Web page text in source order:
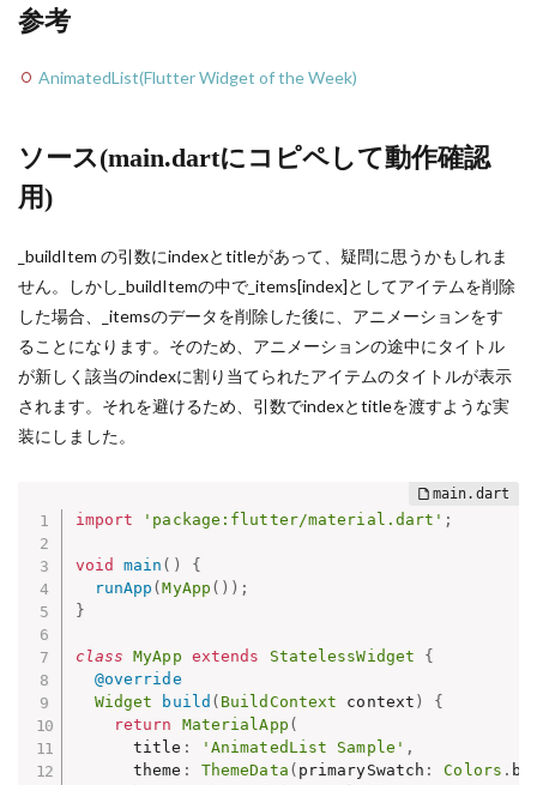
参考
AnimatedList(Flutter Widget of the Week)
ソース(main.dartにコピペして動作確認
用)
_buildItem の引数にindexとtitleがあって、疑問に思うかもしれま
せん。しかし_buildItemの中で_items[index]としてアイテムを削除
した場合、_itemsのデータを削除した後に、アニメーションをす
ることになります。そのため、アニメーションの途中にタイトル
が新しく該当のindexに割り当てられたアイテムのタイトルが表示
されます。それを避けるため、引数でindexとtitleを渡すような実
装にしました。
import 'package:flutter/material.dart' ;
void main ( )
{
runApp (MyApp ( ) ) ;
}
class MyApp extends StatelessWidget
{
@override
Widget
build ( BuildContext context )
{
return
MaterialApp (
      title
: 'AnimatedList Sample' ,
      theme
: ThemeData ( primarySwatch : Colors .